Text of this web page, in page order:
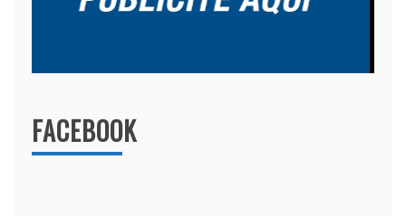
FACEBOOK